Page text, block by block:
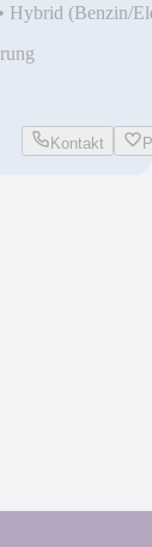
• Hybrid (Benzin/
Kontakt